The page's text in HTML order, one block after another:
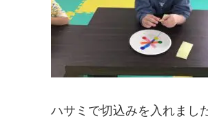
ハサミで切込みを入れまし